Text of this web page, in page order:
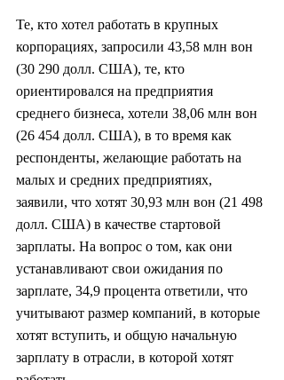
Те, кто хотел работать в крупных
корпорациях, запросили 43,58 млн вон
(30 290 долл. США), те, кто
ориентировался на предприятия
среднего бизнеса, хотели 38,06 млн вон
(26 454 долл. США), в то время как
респонденты, желающие работать на
малых и средних предприятиях,
заявили, что хотят 30,93 млн вон (21 498
долл. США) в качестве стартовой
зарплаты. На вопрос о том, как они
устанавливают свои ожидания по
зарплате, 34,9 процента ответили, что
учитывают размер компаний, в которые
хотят вступить, и общую начальную
зарплату в отрасли, в которой хотят